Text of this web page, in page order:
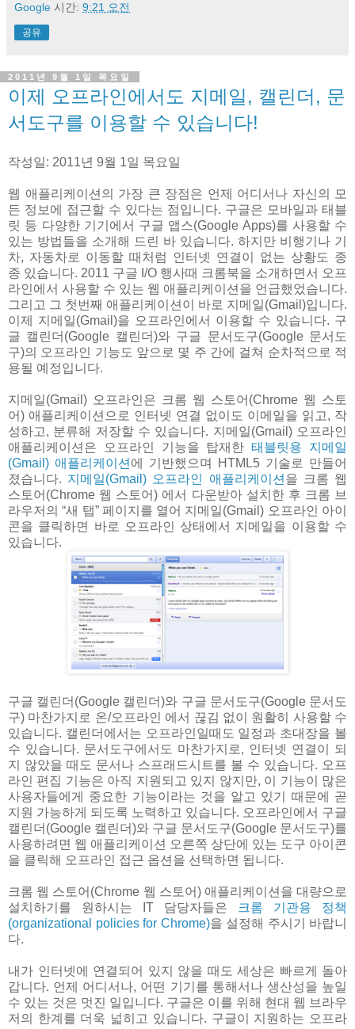
Google 시간: 9:21 오전
공유
2011년 9월 1일 목요일
이제 오프라인에서도 지메일, 캘린더, 문
서도구를 이용할 수 있습니다!
작성일: 2011년 9월 1일 목요일
웹 애플리케이션의 가장 큰 장점은 언제 어디서나 자신의 모
든 정보에 접근할 수 있다는 점입니다. 구글은 모바일과 태블
릿 등 다양한 기기에서 구글 앱스(Google Apps)를 사용할 수
있는 방법들을 소개해 드린 바 있습니다. 하지만 비행기나 기
차, 자동차로 이동할 때처럼 인터넷 연결이 없는 상황도 종
종 있습니다. 2011 구글 I/O 행사때 크롬북을 소개하면서 오프
라인에서 사용할 수 있는 웹 애플리케이션을 언급했었습니다.
그리고 그 첫번째 애플리케이션이 바로 지메일(Gmail)입니다.
이제 지메일(Gmail)을 오프라인에서 이용할 수 있습니다. 구
글 캘린더(Google 캘린더)와 구글 문서도구(Google 문서도
구)의 오프라인 기능도 앞으로 몇 주 간에 걸쳐 순차적으로 적
용될 예정입니다.
지메일(Gmail) 오프라인은 크롬 웹 스토어(Chrome 웹 스토
어) 애플리케이션으로 인터넷 연결 없이도 이메일을 읽고, 작
성하고, 분류해 저장할 수 있습니다. 지메일(Gmail) 오프라인
애플리케이션은 오프라인 기능을 탑재한태블릿용 지메일
(Gmail) 애플리케이션 에 기반했으며 HTML5 기술로 만들어
졌습니다. 지메일(Gmail) 오프라인 애플리케이션 을 크롬 웹
스토어(Chrome 웹 스토어) 에서 다운받아 설치한 후 크롬 브
라우저의 “새 탭” 페이지를 열어 지메일(Gmail) 오프라인 아이
콘을 클릭하면 바로 오프라인 상태에서 지메일을 이용할 수
있습니다.
구글 캘린더(Google 캘린더)와 구글 문서도구(Google 문서도
구) 마찬가지로 온/오프라인 에서 끊김 없이 원활히 사용할 수
있습니다. 캘린더에서는 오프라인일때도 일정과 초대장을 볼
수 있습니다. 문서도구에서도 마찬가지로, 인터넷 연결이 되
지 않았을 때도 문서나 스프래드시트를 볼 수 있습니다. 오프
라인 편집 기능은 아직 지원되고 있지 않지만, 이 기능이 많은
사용자들에게 중요한 기능이라는 것을 알고 있기 때문에 곧
지원 가능하게 되도록 노력하고 있습니다. 오프라인에서 구글
캘린더(Google 캘린더)와 구글 문서도구(Google 문서도구)를
사용하려면 웹 애플리케이션 오른쪽 상단에 있는 도구 아이콘
을 클릭해 오프라인 접근 옵션을 선택하면 됩니다.
크롬 웹 스토어(Chrome 웹 스토어) 애플리케이션을 대량으로
설치하기를 원하시는 IT 담당자들은
크롬 기관용 정책
(organizational policies for Chrome)을 설정해 주시기 바랍니
다.
내가 인터넷에 연결되어 있지 않을 때도 세상은 빠르게 돌아
갑니다. 언제 어디서나, 어떤 기기를 통해서나 생산성을 높일
수 있는 것은 멋진 일입니다. 구글은 이를 위해 현대 웹 브라우
저의 한계를 더욱 넓히고 있습니다. 구글이 지원하는 오프라